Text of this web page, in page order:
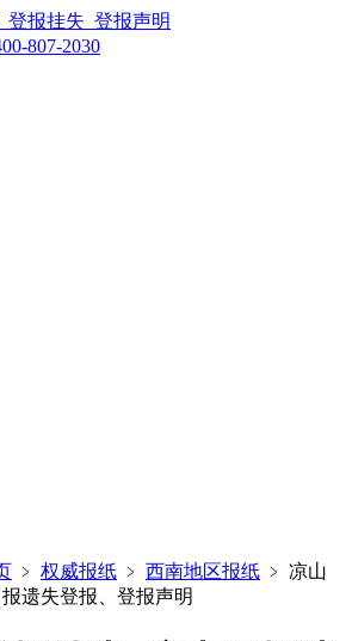
登报挂失_登报声明
807-2030
﹥ 权威报纸 ﹥ 西南地区报纸 ﹥ 凉山
遗失登报、登报声明